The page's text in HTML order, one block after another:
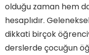
olduğu zaman hem
hesaplıdır.
dikkati birçok
derslerde çocuğun